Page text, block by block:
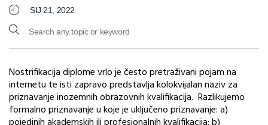
SIJ 21, 2022
Nostrifikacija diplome vrlo je često pretraživani pojam na
internetu te isti zapravo predstavlja kolokvijalan naziv za
priznavanje inozemnih obrazovnih kvalifikacija. Razlikujemo
formalno priznavanje u koje je uključeno priznavanje: a)